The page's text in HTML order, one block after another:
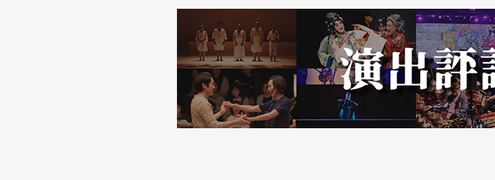
一個企業、一個國家的興旺，靠的是綜合實力的強大，中國芭蕾、
力則來自從資訊到眼界、從技術到觀念、從創作到訓練、從管理到表
問題歸根結柢，並不在於相對較爲成熟的姊妹藝術之介入，而在於中
但願這次合作暴露出的問題，能夠引起芭蕾界內人士的猛醒。